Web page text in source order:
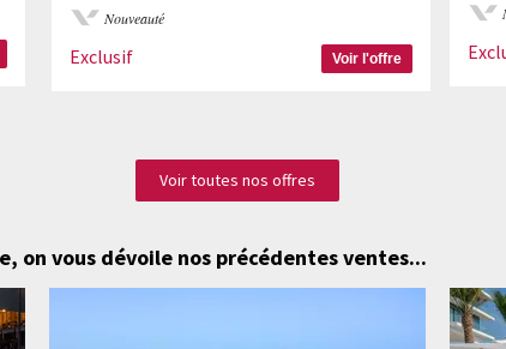
Nouveauté
Exclusif Voir l'offre
Voir toutes nos offres
on vous dévoile nos précédentes ventes...